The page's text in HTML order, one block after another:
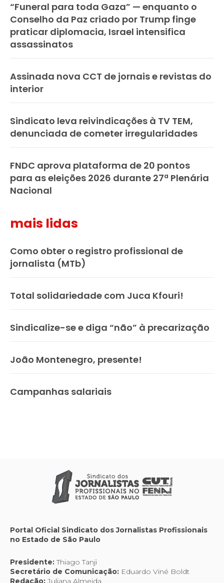
“Funeral para toda Gaza” — enquanto o
Conselho da Paz criado por Trump finge
praticar diplomacia, Israel intensifica
assassinatos
Assinada nova CCT de jornais e revistas do
interior
Sindicato leva reivindicações à TV TEM,
denunciada de cometer irregularidades
FNDC aprova plataforma de 20 pontos
para as eleições 2026 durante 27ª Plenária
Nacional
mais lidas
Como obter o registro profissional de
jornalista (MTb)
Total solidariedade com Juca Kfouri!
Sindicalize-se e diga “não” à precarização
João Montenegro, presente!
Campanhas salariais
Portal Oficial Sindicato dos Jornalistas Profissionais
no Estado de São Paulo
Presidente:Thiago Tanji
Secretário de Comunicação: Eduardo Viné Boldt
Redação:Juliana Almeida